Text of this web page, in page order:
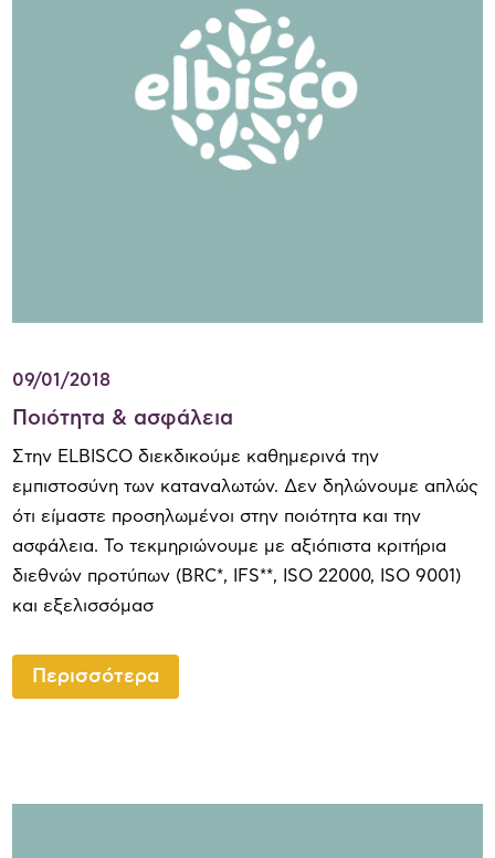
09/01/2018
Ποιότητα & ασφάλεια
Στην ELBISCO διεκδικούμε καθημερινά την
εμπιστοσύνη των καταναλωτών. Δεν δηλώνουμε απλώς
ότι είμαστε προσηλωμένοι στην ποιότητα και την
ασφάλεια. Το τεκμηριώνουμε με αξιόπιστα κριτήρια
διεθνών προτύπων (BRC*, IFS**, ISO 22000, ISO 9001)
και εξελισσόμασ
Περισσότερα